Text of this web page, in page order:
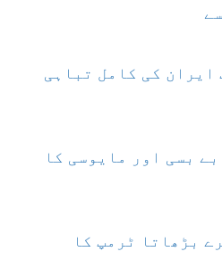
کی کامل تباہی
بسی اور مایوسی کا
بڑھاتا ٹرمپ کا